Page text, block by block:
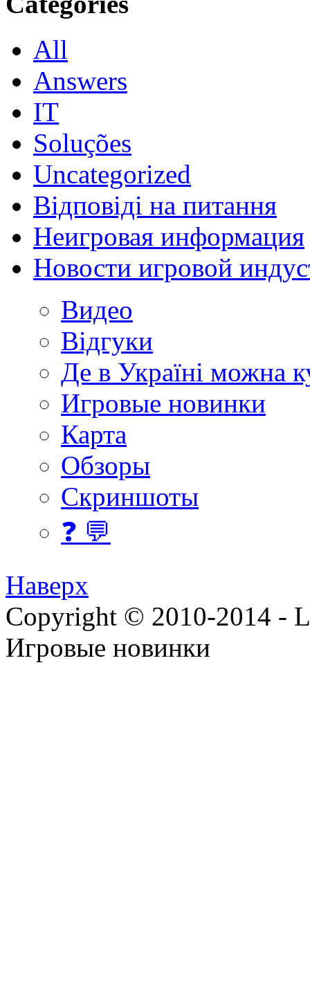
All
Answers
IT
Soluções
Uncategorized
Відповіді на питання
Неигровая информация
Новости игровой
Видео
Відгуки
Де в Україні можна
Игровые новинки
Карта
Обзоры
Скриншоты
❓ 💬
Наверх
Copyright © 2010-2014 -
Игровые новинки